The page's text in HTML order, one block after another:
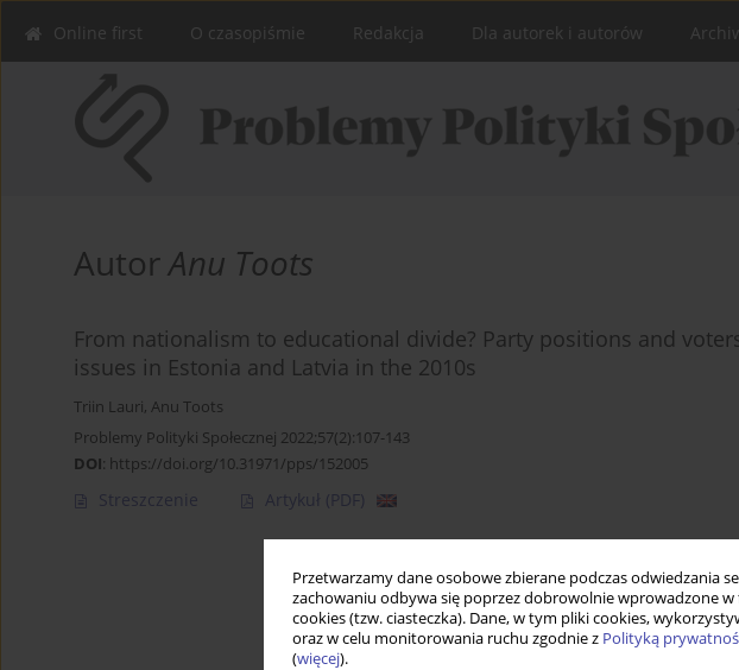
Przetwarzamy dane osobowe zbierane podczas odwiedzania
zachowaniu odbywa się poprzez dobrowolnie wprowadzone
cookies (tzw. ciasteczka). Dane, w tym pliki cookies,
oraz w celu monitorowania ruchu zgodnie z Polityką
(więcej).
Online first O czasopiśmie Redakcja Dla autorek i autorów
AutorAnu Toots
From nationalism to educational divide? Party positions and
issues in Estonia and Latvia in the 2010s
Triin Lauri, Anu Toots
Problemy Polityki Społecznej 2022;57(2):107-143
DOI: https://doi.org/10.31971/pps/152005
Streszczenie Artykuł (PDF)